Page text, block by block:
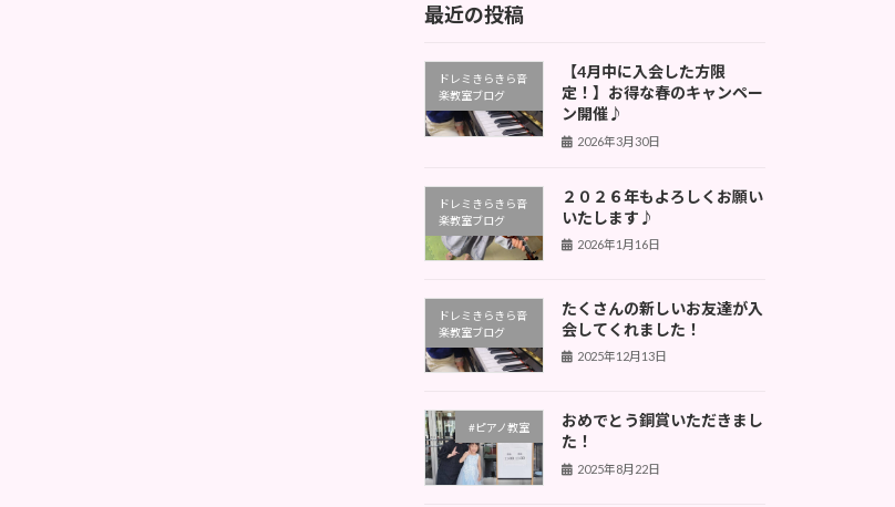
最近の投稿
ドレミきらきら音
楽教室ブログ
【4月中に入会した方限
定！】お得な春のキャンペー
ン開催♪
2026年3月30日
ドレミきらきら音
楽教室ブログ
２０２６年もよろしくお願い
いたします♪
2026年1月16日
ドレミきらきら音
楽教室ブログ
たくさんの新しいお友達が入
会してくれました！
2025年12月13日
#ピアノ教室
おめでとう銅賞いただきまし
た！
2025年8月22日